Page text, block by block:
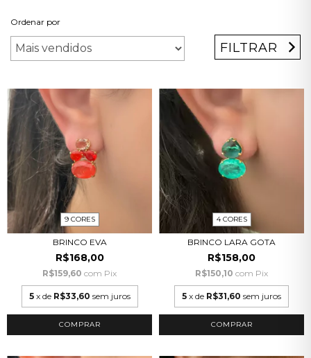
Ordenar por
FILTRAR
9 CORES
BRINCO EVA
R$168,00
R$159,60 com Pix
5 x de R$33,60 sem juros
COMPRAR
4 CORES
BRINCO LARA GOTA
R$158,00
R$150,10 com Pix
5 x de R$31,60 sem juros
COMPRAR